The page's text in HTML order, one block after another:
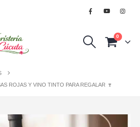
0
ROJAS Y VINO TINTO PARA REGALAR 🍷